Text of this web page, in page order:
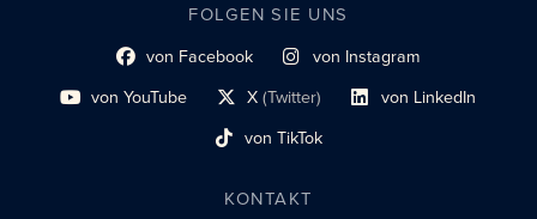
FOLGEN SIE UNS
Link zum sozialen Profil
von Facebook Link zum sozialen Profil
von Instagram
Link zum sozialen Profil
von YouTube X(Twitter)
Social-Profil-Link Link zum sozialen Profil
von LinkedIn
Link zum sozialen Profil
von TikTok
KONTAKT